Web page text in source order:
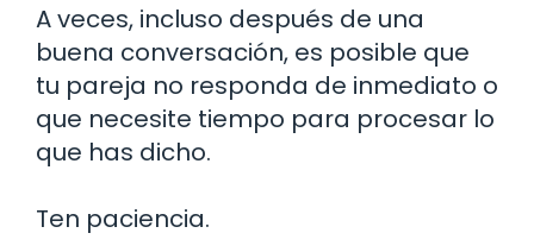
A veces, incluso después de una
buena conversación, es posible que
tu pareja no responda de inmediato o
que necesite tiempo para procesar lo
que has dicho.
Ten paciencia.